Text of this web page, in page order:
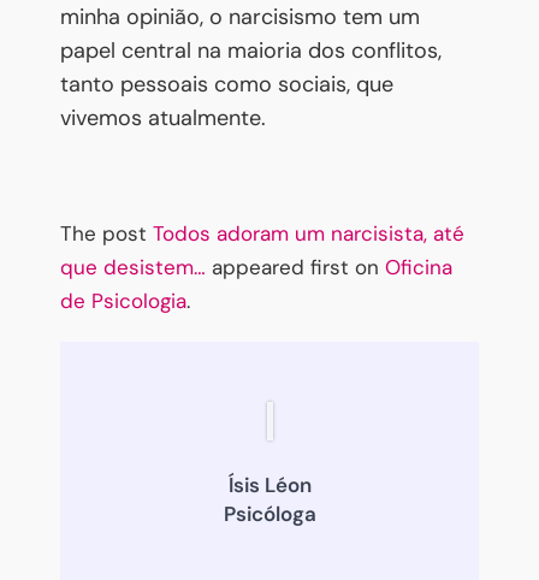
minha opinião, o narcisismo tem um
papel central na maioria dos conflitos,
tanto pessoais como sociais, que
vivemos atualmente.
The post Todos adoram um narcisista, até
que desistem… appeared first on Oficina
de Psicologia.
Ísis Léon
Psicóloga